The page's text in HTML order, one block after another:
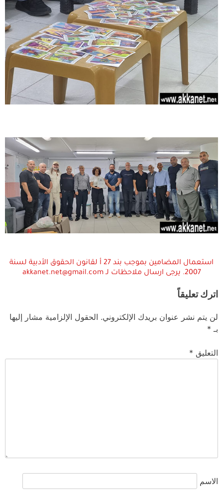
استعمال المضامين بموجب بند 27 أ لقانون الحقوق الأدبية لسنة
2007. يرجى ارسال ملاحظات لـ akkanet.net@gmail.com
اترك تعليقاً
لن يتم نشر عنوان بريدك الإلكتروني. الحقول الإلزامية مشار إليها
بـ *
التعليق *
الاسم